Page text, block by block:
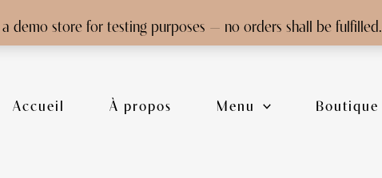
a demo store for testing purposes — no orders shall be fulfilled.
Accueil À propos Menu Boutique